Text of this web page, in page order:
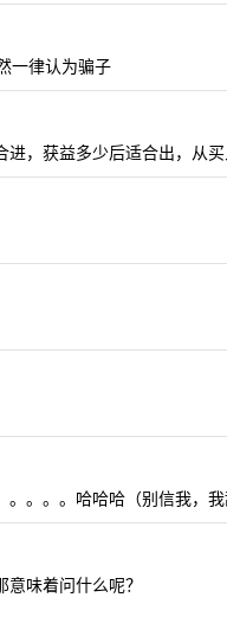
一律认为骗子
，获益多少后适合出，从买
。。。哈哈哈（别信我，我
味着问什么呢？